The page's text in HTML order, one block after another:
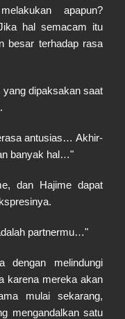
apapun?
hal semacam itu
besar terhadap rasa
dipaksakan saat
antusias… Akhir-
banyak hal…"
dan Hajime dapat
partnermu…"
dengan melindungi
karena mereka akan
mulai sekarang,
mengandalkan satu